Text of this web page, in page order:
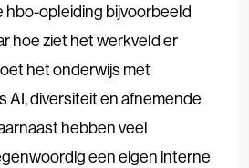
hbo-opleiding bijvoorbeeld
hoe ziet het werkveld er
het onderwijs met
AI, diversiteit en afnemende
hebben veel
een eigen interne